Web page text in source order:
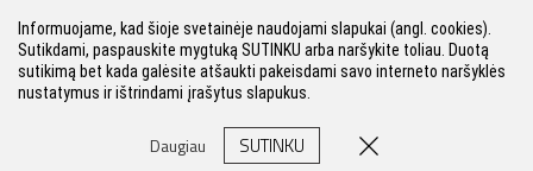
Informuojame, kad šioje svetainėje naudojami slapukai (angl. cookies).
Sutikdami, paspauskite mygtuką SUTINKU arba naršykite toliau. Duotą
sutikimą bet kada galėsite atšaukti pakeisdami savo interneto naršyklės
nustatymus ir ištrindami įrašytus slapukus.
Daugiau SUTINKU